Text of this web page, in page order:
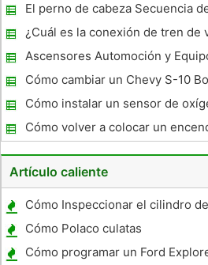
un Nissan Murano
El perno de cabeza Secuencia
para un motor de 2.5 litros de
¿Cuál es la conexión de tren de
Ascensores Automoción y
Equilibrio
Cómo cambiar un Chevy S-10
combustible Blazer
Cómo instalar un sensor de
contorno de Ford 1997
Cómo volver a colocar un
coche adaptador de enchufe
Artículo caliente
Cómo Inspeccionar el cilindro
Cómo Polaco culatas
Cómo programar un Ford